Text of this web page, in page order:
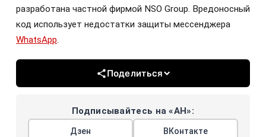
разработана частной фирмой NSO Group. Вредоносный
код использует недостатки защиты мессенджера
WhatsApp.
Поделиться
Подписывайтесь на «АН»:
Дзен ВКонтакте